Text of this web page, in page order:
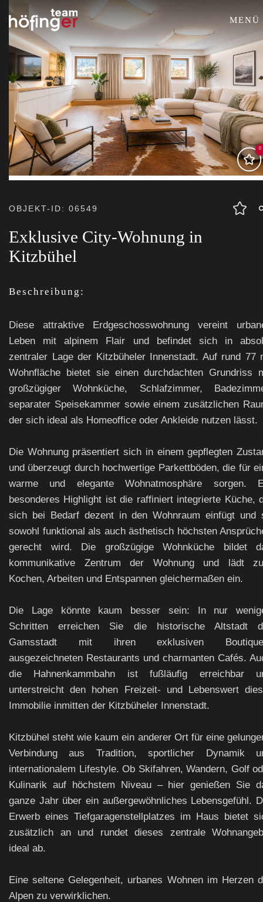
MENÜ
0
OBJEKT-ID: 06549
Exklusive City-Wohnung in
Kitzbühel
Beschreibung:
Diese attraktive Erdgeschosswohnung vereint
Leben mit alpinem Flair und befindet sich in
zentraler Lage der Kitzbüheler Innenstadt. Auf rund 77
Wohnfläche bietet sie einen durchdachten Grundriss
großzügiger Wohnküche, Schlafzimmer,
separater Speisekammer sowie einem zusätzlichen
der sich ideal als Homeoffice oder Ankleide nutzen lässt.
Die Wohnung präsentiert sich in einem gepflegten
und überzeugt durch hochwertige Parkettböden, die für
warme und elegante Wohnatmosphäre sorgen.
besonderes Highlight ist die raffiniert integrierte Küche,
sich bei Bedarf dezent in den Wohnraum einfügt und
sowohl funktional als auch ästhetisch höchsten
gerecht wird. Die großzügige Wohnküche bildet
kommunikative Zentrum der Wohnung und lädt
Kochen, Arbeiten und Entspannen gleichermaßen ein.
Die Lage könnte kaum besser sein: In nur
Schritten erreichen Sie die historische Altstadt
Gamsstadt mit ihren exklusiven
ausgezeichneten Restaurants und charmanten Cafés.
die Hahnenkammbahn ist fußläufig erreichbar
unterstreicht den hohen Freizeit- und Lebenswert
Immobilie inmitten der Kitzbüheler Innenstadt.
Kitzbühel steht wie kaum ein anderer Ort für eine
Verbindung aus Tradition, sportlicher Dynamik
internationalem Lifestyle. Ob Skifahren, Wandern, Golf
Kulinarik auf höchstem Niveau – hier genießen Sie
ganze Jahr über ein außergewöhnliches Lebensgefühl.
Erwerb eines Tiefgaragenstellplatzes im Haus bietet
zusätzlich an und rundet dieses zentrale
ideal ab.
Eine seltene Gelegenheit, urbanes Wohnen im Herzen
Alpen zu verwirklichen.